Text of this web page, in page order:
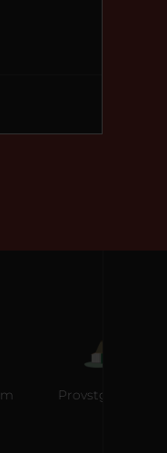
Provstgaards Jagthus